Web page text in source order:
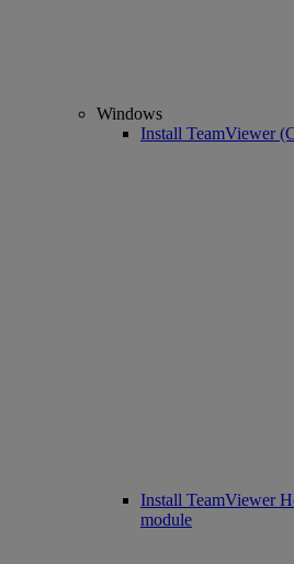
Windows
Install TeamViewer
Install TeamViewer
module